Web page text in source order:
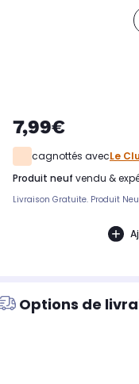
7,99€
cagnottés avecLe
produit neuf vendu &
Livraison Gratuite. Produit
Options de